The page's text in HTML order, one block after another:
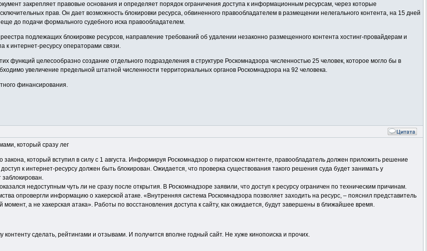
закрепляет правовые основания и определяет порядок ограничения доступа к информационным ресурсам, через которые
прав. Он дает возможность блокировки ресурса, обвиненного правообладателем в размещении нелегального контента, на 15 дней
до подачи формального судебного иска правообладателем.
подлежащих блокировке ресурсов, направление требований об удалении незаконно размещенного контента хостинг-провайдерам и
к интернет-ресурсу операторами связи.
функций целесообразно создание отдельного подразделения в структуре Роскомнадзора численностью 25 человек, которое могло бы в
увеличение предельной штатной численности территориальных органов Роскомнадзора на 92 человека.
финансирования.
который сразу лег
закона, который вступил в силу с 1 августа. Информируя Роскомнадзор о пиратском контенте, правообладатель должен приложить решение
к интернет-ресурсу должен быть блокирован. Ожидается, что проверка существования такого решения суда будет занимать у
недоступным чуть ли не сразу после открытия. В Роскомнадзоре заявили, что доступ к ресурсу ограничен по техническим причинам.
опровергли информацию о хакерской атаке. «Внутренняя система Роскомнадзора позволяет заходить на ресурс, – пояснил представитель
момент, а не хакерская атака». Работы по восстановления доступа к сайту, как ожидается, будут завершены в ближайшее время.
сделать, рейтингами и отзывами. И получится вполне годный сайт. Не хуже кинопоиска и прочих.